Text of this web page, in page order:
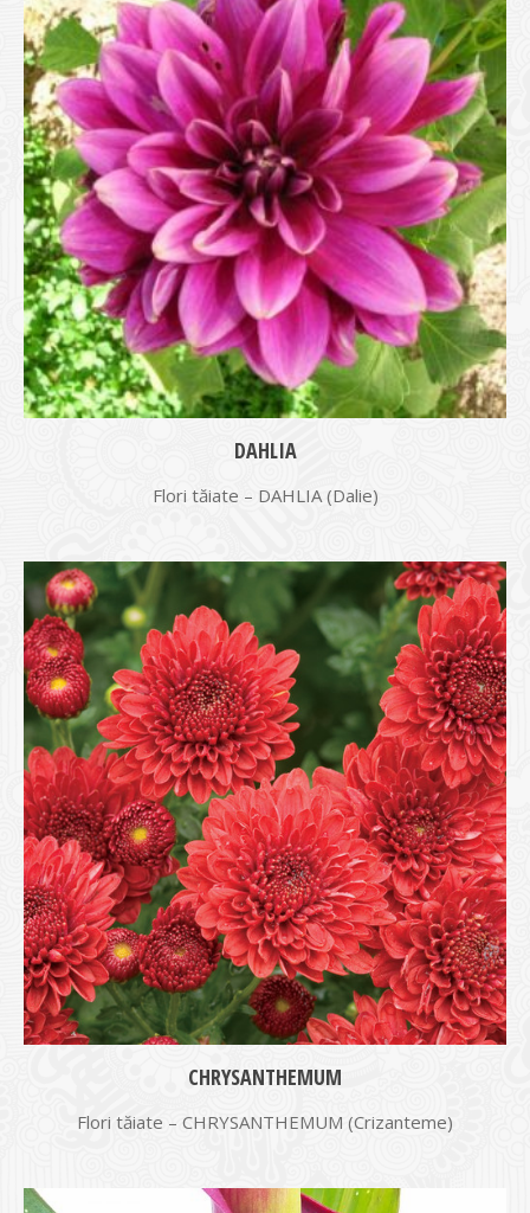
DAHLIA
Flori tăiate – DAHLIA (Dalie)
CHRYSANTHEMUM
Flori tăiate – CHRYSANTHEMUM (Crizanteme)